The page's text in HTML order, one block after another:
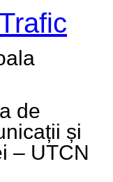
de
și
– UTCN